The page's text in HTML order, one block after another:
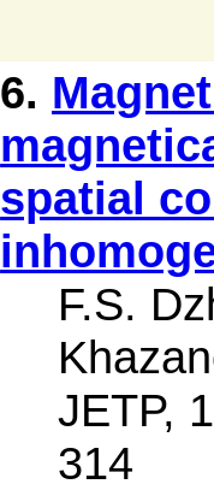
6.
spatial
F.S.
JETP,
314